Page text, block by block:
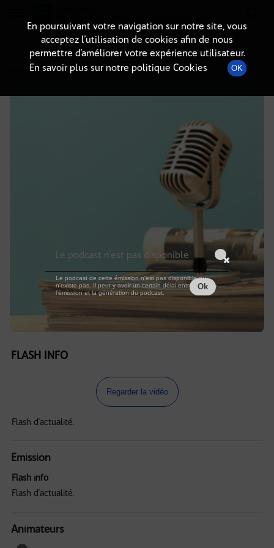
DÉTAILS DE L'ÉPISODE
2 novembre 2025à 11h00, durée : Invalid date
FLASH INFO
Regarder la vidéo
Flash d'actualité.
Emission
Flash info
Flash d'actualité.
Animateurs
En poursuivant votre navigation sur notre site, vous
acceptez l’utilisation de cookies afin de nous
permettre d’améliorer votre expérience utilisateur.
En savoir plus sur notre politique Cookies
OK
Le podcast n'est pas disponible
Le podcast de cette émission n'est pas disponible ou
n'existe pas. Il peut y avoir un certain délai entre la fin de
l'émission et la génération du podcast.
Ok